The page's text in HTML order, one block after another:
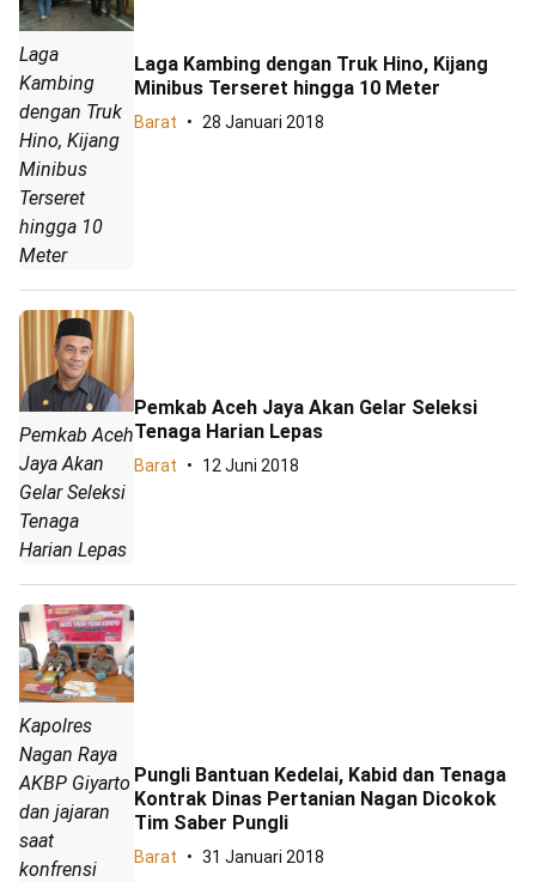
Laga
Kambing
dengan Truk
Hino, Kijang
Minibus
Terseret
hingga 10
Meter
Laga Kambing dengan Truk Hino, Kijang
Minibus Terseret hingga 10 Meter
Barat 28 Januari 2018
Pemkab Aceh
Jaya Akan
Gelar Seleksi
Tenaga
Harian Lepas
Pemkab Aceh Jaya Akan Gelar Seleksi
Tenaga Harian Lepas
Barat 12 Juni 2018
Kapolres
Nagan Raya
AKBP Giyarto
dan jajaran
saat
konfrensi
Pungli Bantuan Kedelai, Kabid dan Tenaga
Kontrak Dinas Pertanian Nagan Dicokok
Tim Saber Pungli
Barat 31 Januari 2018